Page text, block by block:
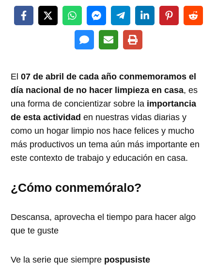
El07 de abril de cada año conmemoramos el
día nacional de no hacer limpieza en casa, es
una forma de concientizar sobre la importancia
de esta actividaden nuestras vidas diarias y
como un hogar limpio nos hace felices y mucho
más productivos un tema aún más importante en
este contexto de trabajo y educación en casa.
¿Cómo conmemóralo?
Descansa, aprovecha el tiempo para hacer algo
que te guste
Ve la serie que siempre pospusiste